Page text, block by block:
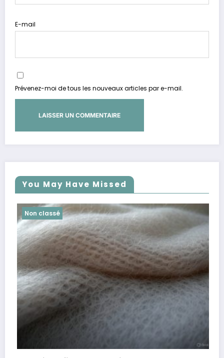
E-mail
Prévenez-moi de tous les nouveaux articles par e-mail.
You May Have Missed
Non classé